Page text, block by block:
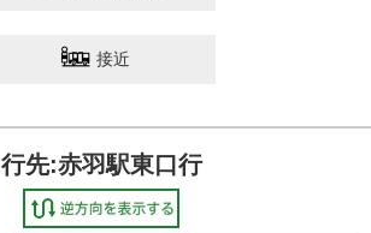
接近
行先:赤羽駅東口行